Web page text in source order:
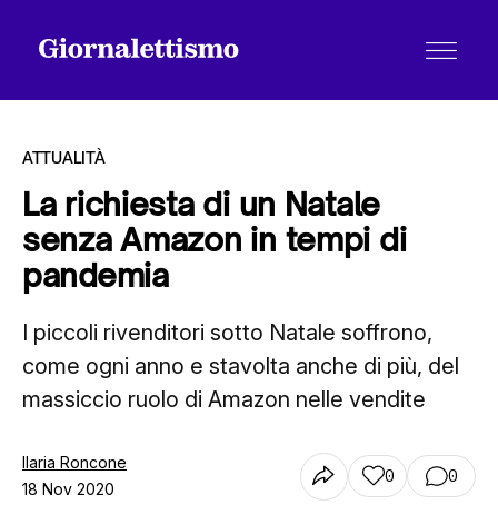
Tutti gli articoli
Chi siamo
ATTUALITÀ
La richiesta di un Natale
senza Amazon in tempi di
pandemia
I piccoli rivenditori sotto Natale soffrono,
come ogni anno e stavolta anche di più, del
massiccio ruolo di Amazon nelle vendite
Ilaria Roncone
18 Nov 2020
0 0